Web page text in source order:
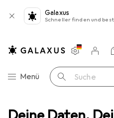
Galaxus
Schneller finden und
Navigation nach Kategorien
Menü Suche
Einstellungen
Kundenkonto
Merklisten
Warenkorb
Möbel Schlafzimmer